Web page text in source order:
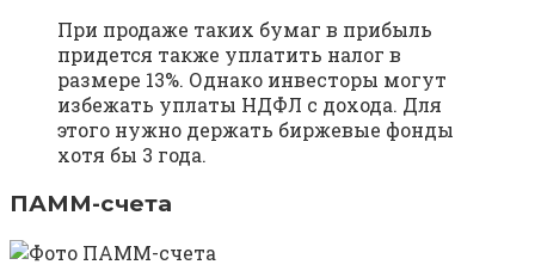
При продаже таких бумаг в прибыль
придется также уплатить налог в
размере 13%. Однако инвесторы могут
избежать уплаты НДФЛ с дохода. Для
этого нужно держать биржевые фонды
хотя бы 3 года.
ПАММ-счета